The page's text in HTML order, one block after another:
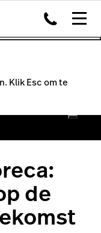
Klik Esc om te
de